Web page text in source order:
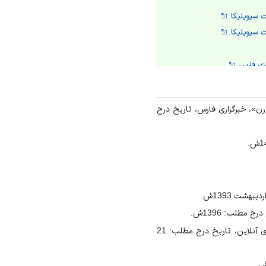
سیویلیکا.
سیویلیکا.
فارس.
https://www.hamsh
خبرگزاری فارس، تاریخ درج
1396ش.
«راه درست جلب رضایت والدین برای ازدواج | اینجا حق دارید، خودتان تصمیم بگیرید!»، وب‌سایت همشهری آنلاین، تاریخ درج مطلب: 21